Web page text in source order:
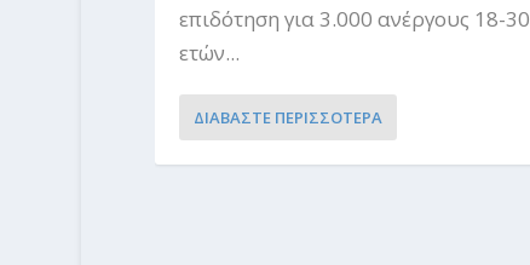
επιδότηση για 3.000 ανέργους 18-30
ετών...
ΔΙΑΒΑΣΤΕ ΠΕΡΙΣΣΟΤΕΡΑ